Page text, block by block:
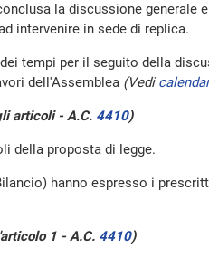
la discussione generale
intervenire in sede di replica.
tempi per il seguito della
dell'Assemblea (Vedi
articoli - A.C. 4410)
della proposta di legge.
hanno espresso i
1 - A.C. 4410)